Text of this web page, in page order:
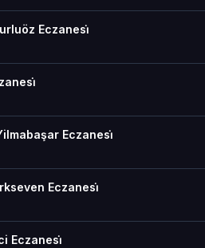
Eczanesi̇
Eczanesi̇
Eczanesi̇
Eczanesi̇